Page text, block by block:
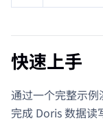
快速上手
通过一个完整示
完成 Doris 数据读